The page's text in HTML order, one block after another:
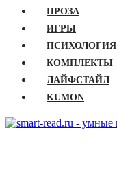
ПРОЗА
ИГРЫ
ПСИХОЛОГИЯ
КОМПЛЕКТЫ
ЛАЙФСТАЙЛ
KUMON